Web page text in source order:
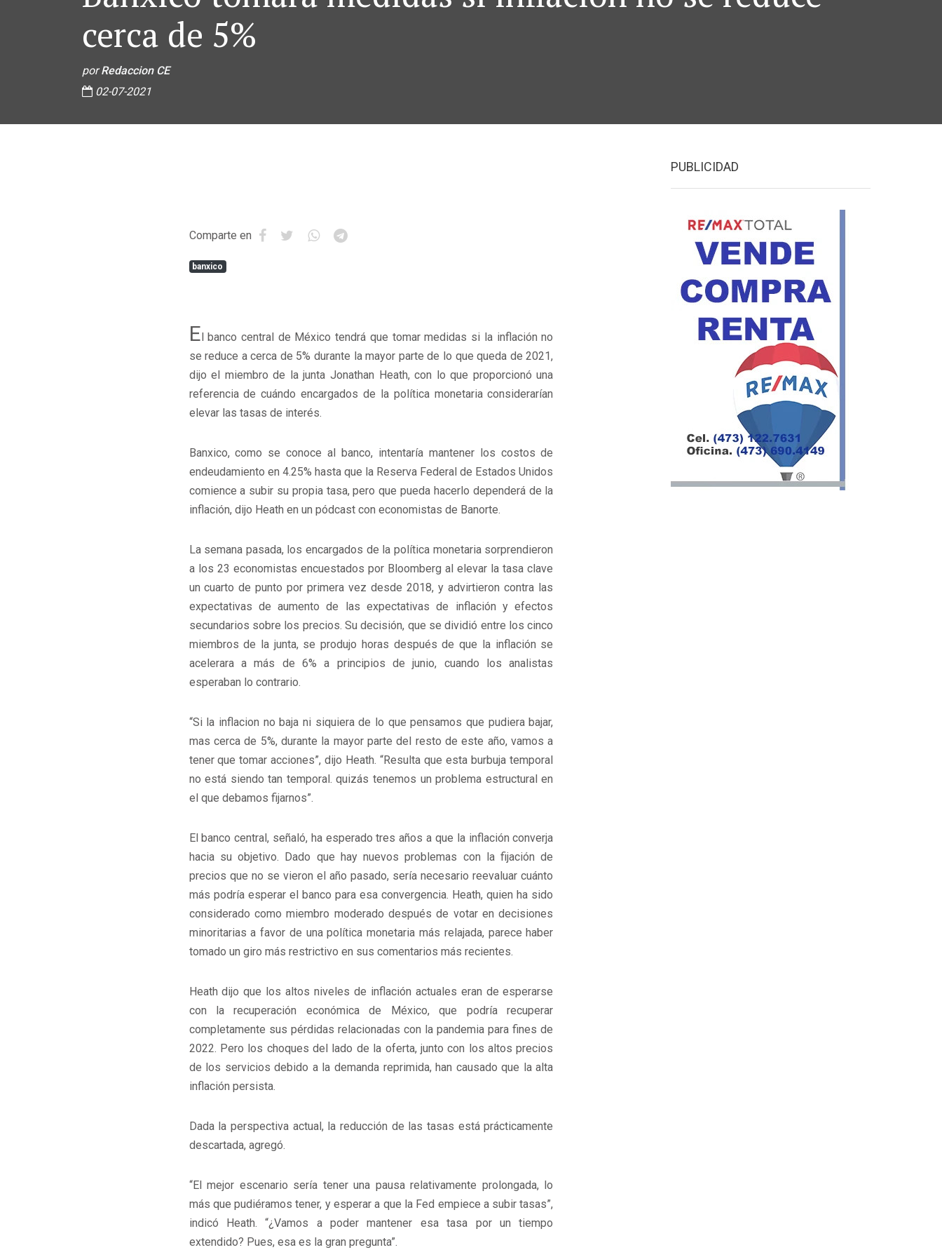
cerca de 5%
porRedaccion CE
02-07-2021
Comparte en
banxico
El banco central de México tendrá que tomar medidas si la inflación no
se reduce a cerca de 5% durante la mayor parte de lo que queda de 2021,
dijo el miembro de la junta Jonathan Heath, con lo que proporcionó una
referencia de cuándo encargados de la política monetaria considerarían
elevar las tasas de interés.
Banxico, como se conoce al banco, intentaría mantener los costos de
endeudamiento en 4.25% hasta que la Reserva Federal de Estados Unidos
comience a subir su propia tasa, pero que pueda hacerlo dependerá de la
inflación, dijo Heath en un pódcast con economistas de Banorte.
La semana pasada, los encargados de la política monetaria sorprendieron
a los 23 economistas encuestados por Bloomberg al elevar la tasa clave
un cuarto de punto por primera vez desde 2018, y advirtieron contra las
expectativas de aumento de las expectativas de inflación y efectos
secundarios sobre los precios. Su decisión, que se dividió entre los cinco
miembros de la junta, se produjo horas después de que la inflación se
acelerara a más de 6% a principios de junio, cuando los analistas
esperaban lo contrario.
“Si la inflacion no baja ni siquiera de lo que pensamos que pudiera bajar,
mas cerca de 5%, durante la mayor parte del resto de este año, vamos a
tener que tomar acciones”, dijo Heath. “Resulta que esta burbuja temporal
no está siendo tan temporal. quizás tenemos un problema estructural en
el que debamos fijarnos”.
El banco central, señaló, ha esperado tres años a que la inflación converja
hacia su objetivo. Dado que hay nuevos problemas con la fijación de
precios que no se vieron el año pasado, sería necesario reevaluar cuánto
más podría esperar el banco para esa convergencia. Heath, quien ha sido
considerado como miembro moderado después de votar en decisiones
minoritarias a favor de una política monetaria más relajada, parece haber
tomado un giro más restrictivo en sus comentarios más recientes.
Heath dijo que los altos niveles de inflación actuales eran de esperarse
con la recuperación económica de México, que podría recuperar
completamente sus pérdidas relacionadas con la pandemia para fines de
2022. Pero los choques del lado de la oferta, junto con los altos precios
de los servicios debido a la demanda reprimida, han causado que la alta
inflación persista.
Dada la perspectiva actual, la reducción de las tasas está prácticamente
descartada, agregó.
“El mejor escenario sería tener una pausa relativamente prolongada, lo
más que pudiéramos tener, y esperar a que la Fed empiece a subir tasas”,
indicó Heath. “¿Vamos a poder mantener esa tasa por un tiempo
extendido? Pues, esa es la gran pregunta”.
PUBLICIDAD